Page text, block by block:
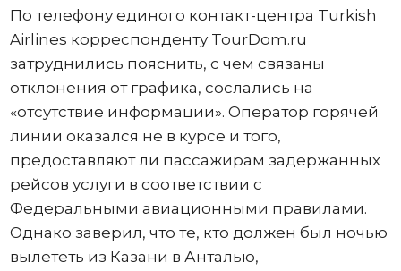
По телефону единого контакт-центра Turkish
Airlines корреспонденту TourDom.ru
затруднились пояснить, с чем связаны
отклонения от графика, сослались на
«отсутствие информации». Оператор горячей
линии оказался не в курсе и того,
предоставляют ли пассажирам задержанных
рейсов услуги в соответствии с
Федеральными авиационными правилами.
Однако заверил, что те, кто должен был ночью
вылететь из Казани в Анталью,